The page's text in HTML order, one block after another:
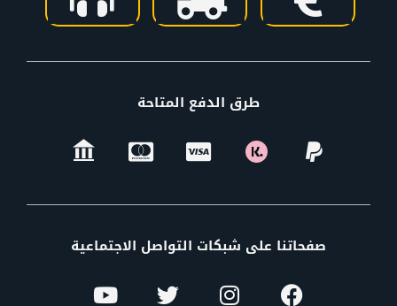
طرق الدفع المتاحة
صفحاتنا على شبكات التواصل الاجتماعية